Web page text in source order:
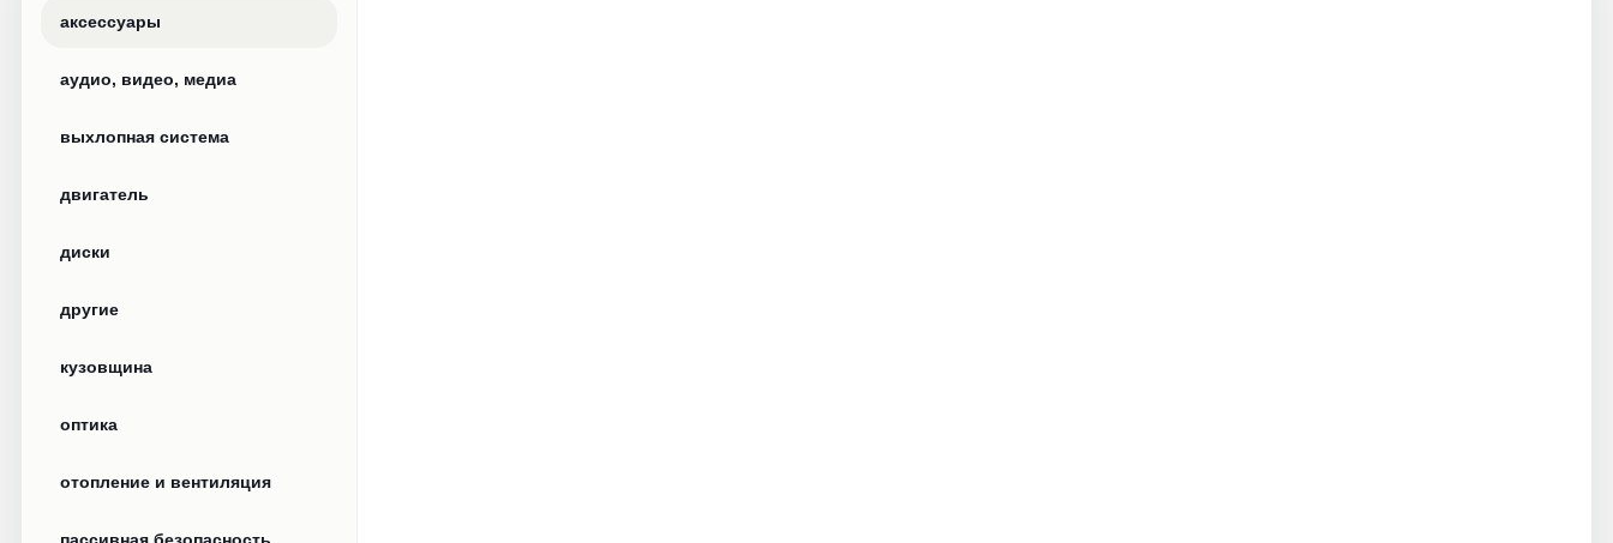
аксессуары
аудио, видео, медиа
выхлопная система
двигатель
диски
другие
кузовщина
оптика
отопление и вентиляция